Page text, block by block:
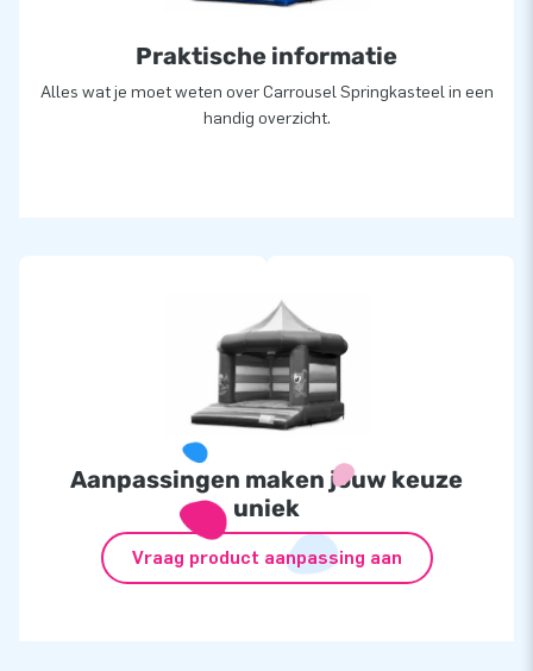
Praktische informatie
Alles wat je moet weten over Carrousel Springkasteel in een
handig overzicht.
Aanpassingen maken jouw keuze
uniek
Vraag product aanpassing aan